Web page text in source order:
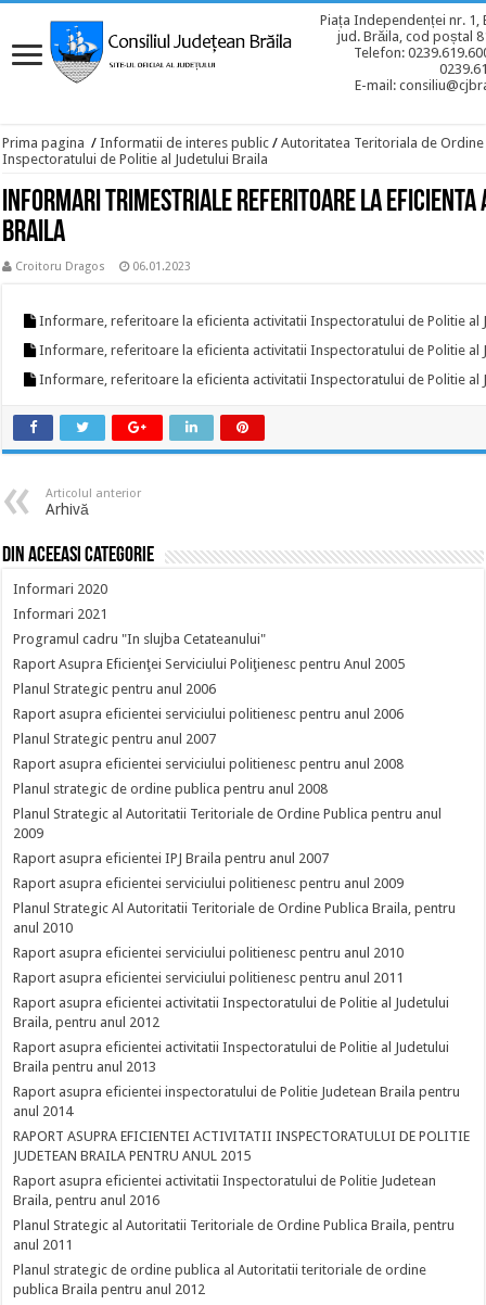
Piața Independenței nr. 1,
jud. Brăila, cod poștal
Telefon:
E-mail:
Prima pagina / Informatii de interes public / Autoritatea Teritoriala de Ordine
Inspectoratului de Politie al Judetului Braila
Informari trimestriale referitoare la eficienta
Braila
Croitoru Dragos 06.01.2023
Informare, referitoare la eficienta activitatii Inspectoratului de Politie al
Informare, referitoare la eficienta activitatii Inspectoratului de Politie al
Informare, referitoare la eficienta activitatii Inspectoratului de Politie al
Articolul anterior
Arhivă
Din aceeasi categorie
Informari 2020
Informari 2021
Programul cadru "In slujba Cetateanului"
Raport Asupra Eficienţei Serviciului Poliţienesc pentru Anul 2005
Planul Strategic pentru anul 2006
Raport asupra eficientei serviciului politienesc pentru anul 2006
Planul Strategic pentru anul 2007
Raport asupra eficientei serviciului politienesc pentru anul 2008
Planul strategic de ordine publica pentru anul 2008
Planul Strategic al Autoritatii Teritoriale de Ordine Publica pentru anul
2009
Raport asupra eficientei IPJ Braila pentru anul 2007
Raport asupra eficientei serviciului politienesc pentru anul 2009
Planul Strategic Al Autoritatii Teritoriale de Ordine Publica Braila, pentru
anul 2010
Raport asupra eficientei serviciului politienesc pentru anul 2010
Raport asupra eficientei serviciului politienesc pentru anul 2011
Raport asupra eficientei activitatii Inspectoratului de Politie al Judetului
Braila, pentru anul 2012
Raport asupra eficientei activitatii Inspectoratului de Politie al Judetului
Braila pentru anul 2013
Raport asupra eficientei inspectoratului de Politie Judetean Braila pentru
anul 2014
RAPORT ASUPRA EFICIENTEI ACTIVITATII INSPECTORATULUI DE POLITIE
JUDETEAN BRAILA PENTRU ANUL 2015
Raport asupra eficientei activitatii Inspectoratului de Politie Judetean
Braila, pentru anul 2016
Planul Strategic al Autoritatii Teritoriale de Ordine Publica Braila, pentru
anul 2011
Planul strategic de ordine publica al Autoritatii teritoriale de ordine
publica Braila pentru anul 2012